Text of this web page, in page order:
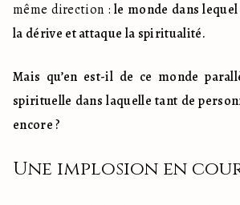
même direction : le monde dans
la dérive et attaque la spiritualité.
Mais qu’en est-il de ce monde
spirituelle dans laquelle tant de
encore ?
Une implosion en